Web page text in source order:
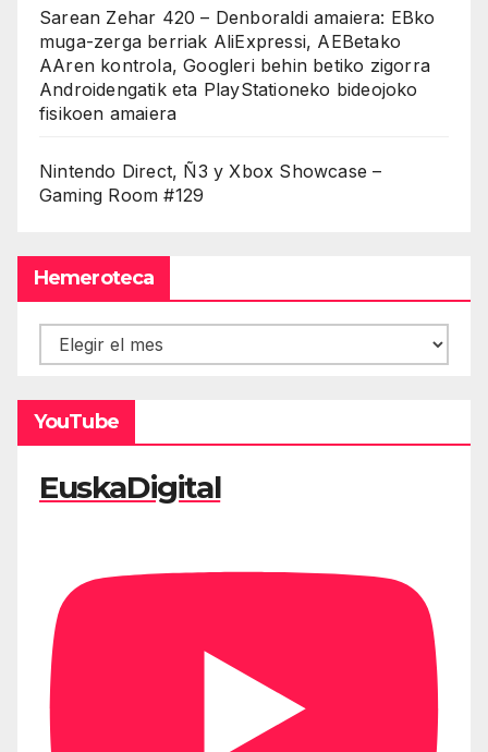
Sarean Zehar 420 – Denboraldi amaiera: EBko
muga-zerga berriak AliExpressi, AEBetako
AAren kontrola, Googleri behin betiko zigorra
Androidengatik eta PlayStationeko bideojoko
fisikoen amaiera
Nintendo Direct, Ñ3 y Xbox Showcase –
Gaming Room #129
Hemeroteca
Hemeroteca
YouTube
EuskaDigital